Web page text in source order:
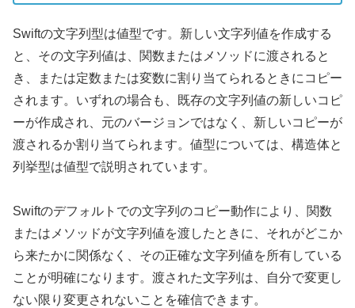
Swiftの文字列型は値型です。新しい文字列値を作成する
と、その文字列値は、関数またはメソッドに渡されると
き、または定数または変数に割り当てられるときにコピー
されます。いずれの場合も、既存の文字列値の新しいコピ
ーが作成され、元のバージョンではなく、新しいコピーが
渡されるか割り当てられます。値型については、構造体と
列挙型は値型で説明されています。
Swiftのデフォルトでの文字列のコピー動作により、関数
またはメソッドが文字列値を渡したときに、それがどこか
ら来たかに関係なく、その正確な文字列値を所有している
ことが明確になります。渡された文字列は、自分で変更し
ない限り変更されないことを確信できます。